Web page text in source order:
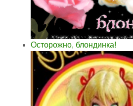
Осторожно, блондинка!